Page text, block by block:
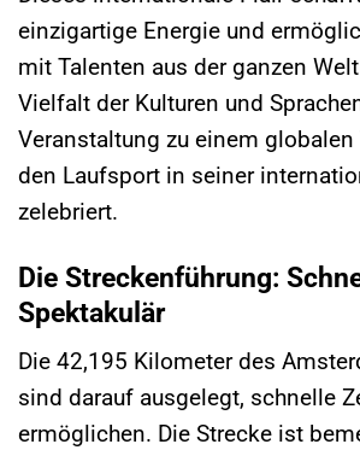
einzigartige Energie und
mit Talenten aus der ganzen
Vielfalt der Kulturen und
Veranstaltung zu einem
den Laufsport in seiner
zelebriert.
Die Streckenführung:
Spektakulär
Die 42,195 Kilometer des
sind darauf ausgelegt, schnelle
ermöglichen. Die Strecke ist